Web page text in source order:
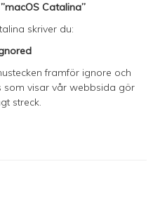
Catalina”
skriver du:
framför ignore och
som visar vår webbsida gör
streck.